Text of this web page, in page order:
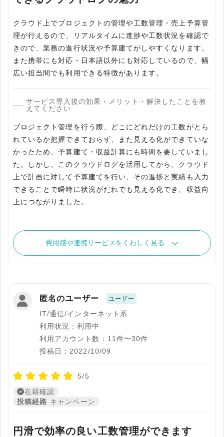
クラウド上でプロジェクトの管理や工数管理・売上予算管
理が行えるので、リアルタイムに進捗や工数状況を確認で
きので、業務の進行状況や予算建てがしやすくなります。
また携帯にも対応・日本語以外にも対応しているので、幅
広い担当間でも利用できる特徴があります。
サービス導入後の効果・メリット・解決したことを教
えてください
プロジェクト管理を行う際、どこにどれだけの工数がとら
れているか把握できておらず、また見える化ができていな
かったため、予算建て・収益計算にも時間を要していまし
た。しかし、このクラウドログを活用してから、クラウド
上で計画に対して予算建てを行い、その進捗と実績も入力
できることで瞬時に状況がだれでも見える化でき、収益向
上につながりました。
費用感や連携サービスをくわしく見る
匿名のユーザー ユーザー
IT/通信/インターネット系
利用状況：利用中
利用アカウント数：11件〜30件
投稿日：2022/10/09
5/5
在籍確認
投稿経路 キャンペーン
円滑で効率の良い工数管理ができます